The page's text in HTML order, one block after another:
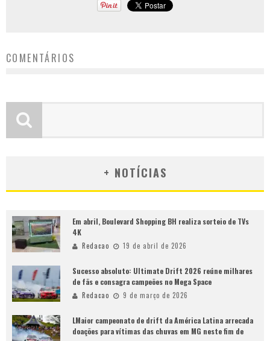
COMENTÁRIOS
+ NOTÍCIAS
Em abril, Boulevard Shopping BH realiza sorteio de TVs
4K
Redacao 19 de abril de 2026
Sucesso absoluto: Ultimate Drift 2026 reúne milhares
de fãs e consagra campeões no Mega Space
Redacao 9 de março de 2026
LMaior campeonato de drift da América Latina arrecada
doações para vítimas das chuvas em MG neste fim de